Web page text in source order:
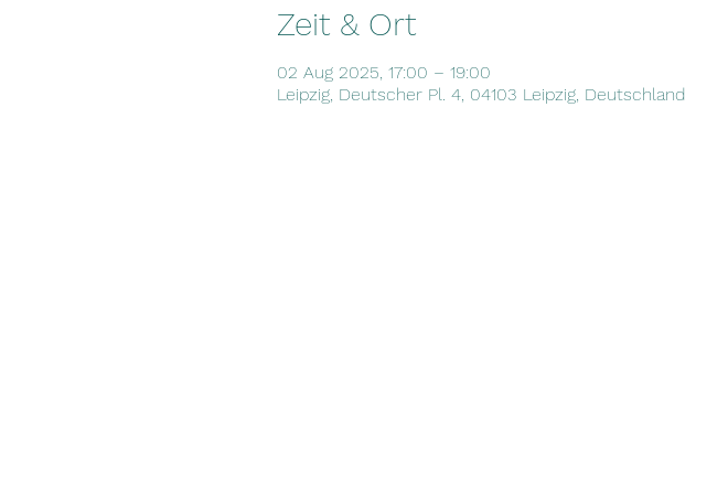
Zeit & Ort
02 Aug 2025, 17:00 – 19:00
Leipzig, Deutscher Pl. 4, 04103 Leipzig, Deutschland